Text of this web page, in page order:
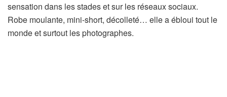
sensation dans les stades et sur les réseaux sociaux.
Robe moulante, mini-short, décolleté… elle a ébloui tout le
monde et surtout les photographes.